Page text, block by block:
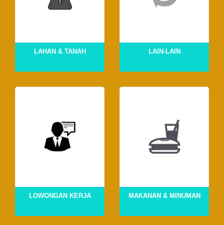
LAHAN & TANAH LAIN-LAIN
LOWONGAN KERJA MAKANAN & MINUMAN